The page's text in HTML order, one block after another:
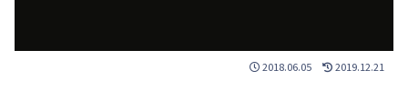
2018.06.05 2019.12.21